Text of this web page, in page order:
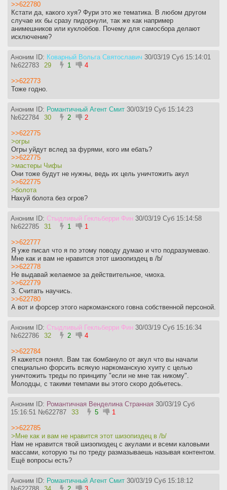
>>622780
Кстати да, какого хуя? Фури это же тематика. В любом другом
случае их бы сразу пидорнули, так же как например
анимешников или куклоёбов. Почему для самосбора делают
исключение?
Аноним ID: Коварный Вольга Святославич 30/03/19 Суб 15:14:01
№622783 29 1 4
>>622773
Тоже годно.
Аноним ID: Романтичный Агент Смит 30/03/19 Суб 15:14:23
№622784 30 2 2
>>622775
>огры
Огры уйдут вслед за фурями, кого им ебать?
>>622775
>мастеры Чифы
Они тоже будут не нужны, ведь их цель уничтожить акул
>>622775
>болота
Нахуй болота без огров?
Аноним ID: Стыдливый Гекльберри Фин 30/03/19 Суб 15:14:58
№622785 31 1 1
>>622777
Я уже писал что я по этому поводу думаю и что подразумеваю.
Мне как и вам не нравится этот шизопиздец в /b/
>>622778
Не выдавай желаемое за действительное, чмоха.
>>622779
3. Считать научись.
>>622780
А вот и форсер этого наркоманского говна собственной персоной.
Аноним ID: Стыдливый Гекльберри Фин 30/03/19 Суб 15:16:34
№622786 32 2 4
>>622784
Я кажется понял. Вам так бомбануло от акул что вы начали
специально форсить всякую наркоманскую хуиту с целью
уничтожить треды по принципу "если не мне так никому".
Молодцы, с такими темпами вы этого скоро добьетесь.
Аноним ID: Романтичная Венделина Странная 30/03/19 Суб
15:16:51 №622787 33 5 1
>>622785
>Мне как и вам не нравится этот шизопиздец в /b/
Нам не нравится твой шизопиздец с акулами и всеми каловыми
массами, которую ты по треду размазываешь называя контентом.
Ещё вопросы есть?
Аноним ID: Романтичный Агент Смит 30/03/19 Суб 15:18:12